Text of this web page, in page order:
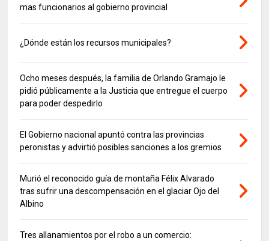
mas funcionarios al gobierno provincial
¿Dónde están los recursos municipales?
Ocho meses después, la familia de Orlando Gramajo le
pidió públicamente a la Justicia que entregue el cuerpo
para poder despedirlo
El Gobierno nacional apuntó contra las provincias
peronistas y advirtió posibles sanciones a los gremios
Murió el reconocido guía de montaña Félix Alvarado
tras sufrir una descompensación en el glaciar Ojo del
Albino
Tres allanamientos por el robo a un comercio: